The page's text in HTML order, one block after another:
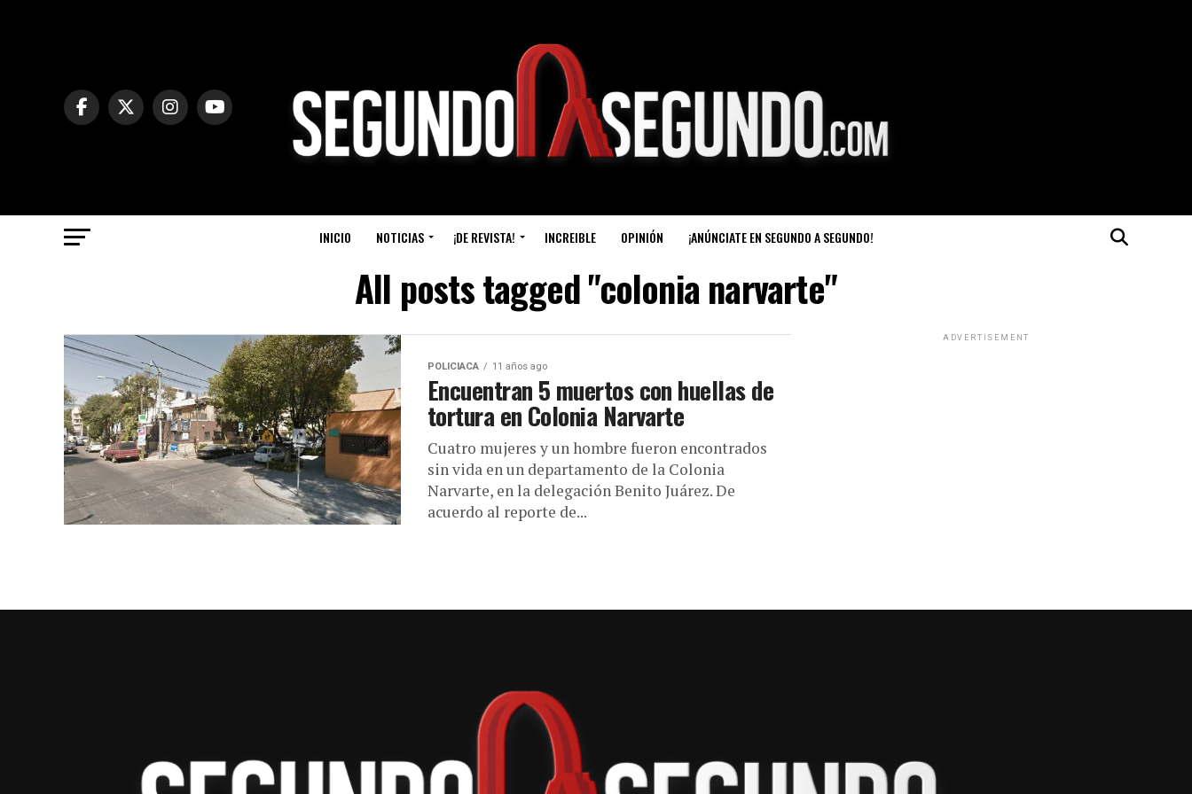
INICIO NOTICIAS ¡DE REVISTA! INCREIBLE OPINIÓN ¡ANÚNCIATE EN SEGUNDO A SEGUNDO!
All posts tagged "colonia narvarte"
POLICIACA 11 años ago
Encuentran 5 muertos con huellas de
tortura en Colonia Narvarte
Cuatro mujeres y un hombre fueron encontrados
sin vida en un departamento de la Colonia
Narvarte, en la delegación Benito Juárez. De
acuerdo al reporte de...
ADVERTISEMENT